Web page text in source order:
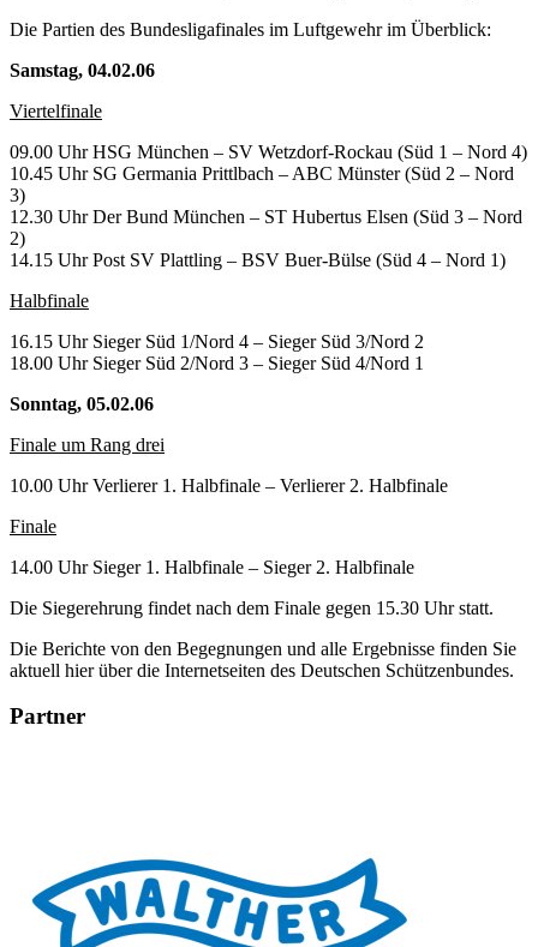
Die Partien des Bundesligafinales im Luftgewehr im Überblick:
Samstag, 04.02.06
Viertelfinale
09.00 Uhr HSG München – SV Wetzdorf-Rockau (Süd 1 – Nord 4)
10.45 Uhr SG Germania Prittlbach – ABC Münster (Süd 2 – Nord
3)
12.30 Uhr Der Bund München – ST Hubertus Elsen (Süd 3 – Nord
2)
14.15 Uhr Post SV Plattling – BSV Buer-Bülse (Süd 4 – Nord 1)
Halbfinale
16.15 Uhr Sieger Süd 1/Nord 4 – Sieger Süd 3/Nord 2
18.00 Uhr Sieger Süd 2/Nord 3 – Sieger Süd 4/Nord 1
Sonntag, 05.02.06
Finale um Rang drei
10.00 Uhr Verlierer 1. Halbfinale – Verlierer 2. Halbfinale
Finale
14.00 Uhr Sieger 1. Halbfinale – Sieger 2. Halbfinale
Die Siegerehrung findet nach dem Finale gegen 15.30 Uhr statt.
Die Berichte von den Begegnungen und alle Ergebnisse finden Sie
aktuell hier über die Internetseiten des Deutschen Schützenbundes.
Partner